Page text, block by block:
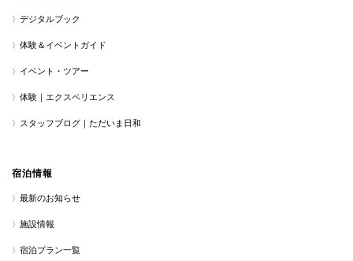
デジタルブック
体験＆イベントガイド
イベント・ツアー
体験｜エクスペリエンス
スタッフブログ｜ただいま日和
宿泊情報
最新のお知らせ
施設情報
宿泊プラン一覧